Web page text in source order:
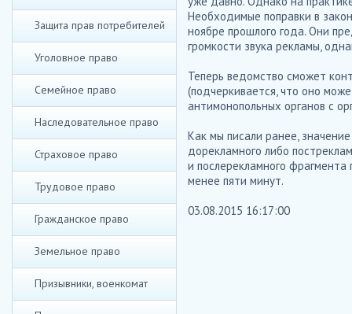
Защита прав потребителей
Уголовное право
Семейное право
Наследовательное право
Страховое право
Трудовое право
Гражданское право
Земельное право
Призывники, военкомат
Необходимые поправки в
ноябре прошлого года. Они
громкости звука рекламы,
Теперь ведомство сможет
(подчеркивается, что оно
антимонопольных органов с
Как мы писали ранее,
дорекламного либо
и послерекламного
менее пяти минут.
03.08.2015 16:17:00